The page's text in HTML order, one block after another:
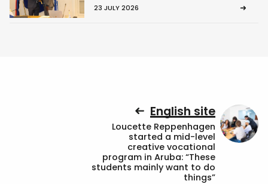
23 JULY 2026
English site
Loucette Reppenhagen
started a mid-level
creative vocational
program in Aruba: “These
students mainly want to do
things”